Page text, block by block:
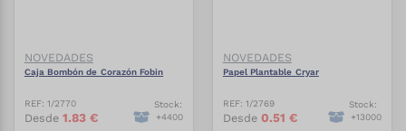
NOVEDADES
Caja Bombón de Corazón Fobin
REF: 1/2770
Desde 1.83 €
Stock:
+4400
NOVEDADES
Papel Plantable Cryar
REF: 1/2769
Desde 0.51 €
Stock:
+13000